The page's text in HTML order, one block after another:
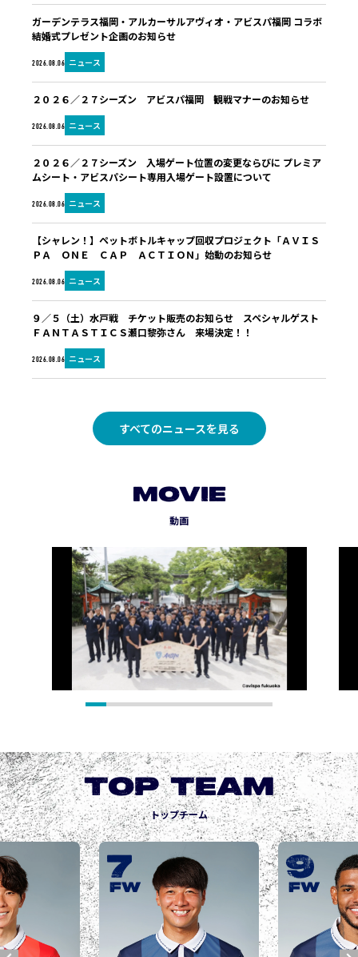
2026.08.06 ニュース
ガーデンテラス福岡・アルカーサルアヴィオ・アビスパ福岡 コラボ
結婚式プレゼント企画のお知らせ
2026.08.06 ニュース
２０２６／２７シーズン アビスパ福岡 観戦マナーのお知らせ
2026.08.06 ニュース
２０２６／２７シーズン 入場ゲート位置の変更ならびに プレミア
ムシート・アビスパシート専用入場ゲート設置について
2026.08.06 ニュース
【シャレン！】ペットボトルキャップ回収プロジェクト「ＡＶＩＳ
ＰＡ ＯＮＥ ＣＡＰ ＡＣＴＩＯＮ」始動のお知らせ
2026.08.06 ニュース
９／５（土）水戸戦 チケット販売のお知らせ スペシャルゲスト
ＦＡＮＴＡＳＴＩＣＳ瀬口黎弥さん 来場決定！！
すべてのニュースを見る
MOVIE
動画
TOP TEAM
トップチーム
9
FW